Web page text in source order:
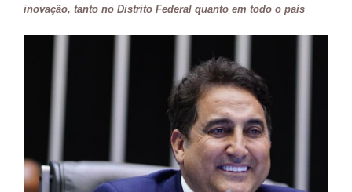
inovação, tanto no Distrito Federal quanto em todo o país